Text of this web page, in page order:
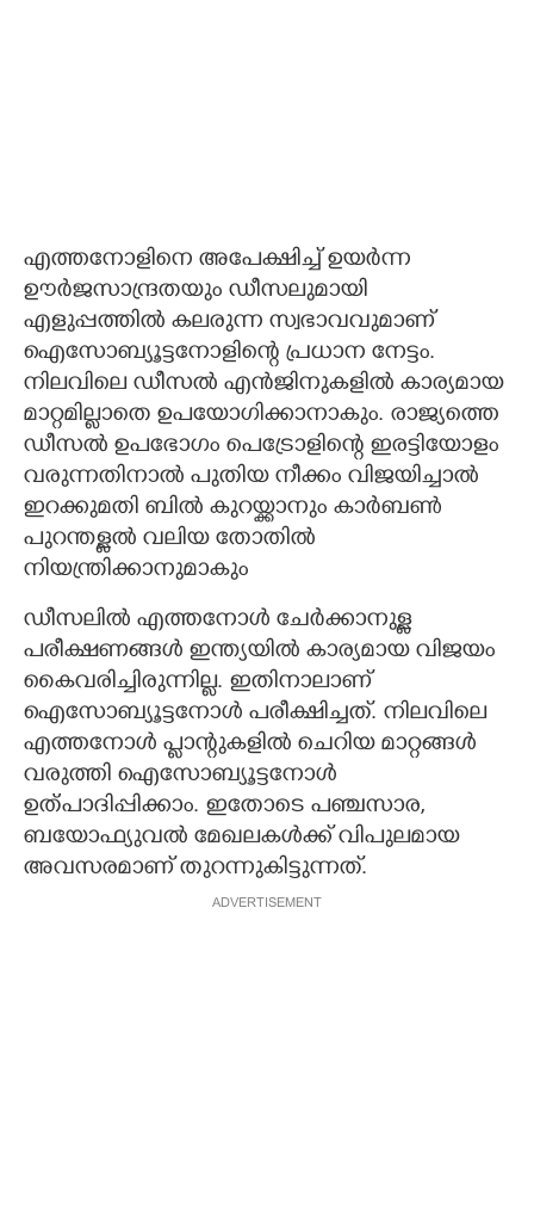
എത്തനോളിനെ അപേക്ഷിച്ച് ഉയർന്ന
ഊർജസാന്ദ്രതയും ഡീസലുമായി
എളുപ്പത്തിൽ കലരുന്ന സ്വഭാവവുമാണ്
ഐസോബ്യൂട്ടനോളിന്റെ പ്രധാന നേട്ടം.
നിലവിലെ ഡീസൽ എൻജിനുകളിൽ കാര്യമായ
മാറ്റമില്ലാതെ ഉപയോഗിക്കാനാകും. രാജ്യത്തെ
ഡീസൽ ഉപഭോഗം പെട്രോളിന്റെ ഇരട്ടിയോളം
വരുന്നതിനാൽ പുതിയ നീക്കം വിജയിച്ചാൽ
ഇറക്കുമതി ബിൽ കുറയ്ക്കാനും കാർബൺ
പുറന്തള്ളൽ വലിയ തോതിൽ
നിയന്ത്രിക്കാനുമാകും
ഡീസലിൽ എത്തനോൾ ചേർക്കാനുള്ള
പരീക്ഷണങ്ങൾ ഇന്ത്യയിൽ കാര്യമായ വിജയം
കൈവരിച്ചിരുന്നില്ല. ഇതിനാലാണ്
ഐസോബ്യൂട്ടനോൾ പരീക്ഷിച്ചത്. നിലവിലെ
എത്തനോൾ പ്ലാന്റുകളിൽ ചെറിയ മാറ്റങ്ങൾ
വരുത്തി ഐസോബ്യൂട്ടനോൾ
ഉത്പാദിപ്പിക്കാം. ഇതോടെ പഞ്ചസാര,
ബയോഫ്യുവൽ മേഖലകൾക്ക് വിപുലമായ
അവസരമാണ് തുറന്നുകിട്ടുന്നത്.
ADVERTISEMENT